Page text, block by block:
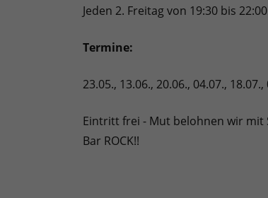
Jeden 2. Freitag von 19:30 bis
Termine:
23.05., 13.06., 20.06., 04.07., 18.07.,
Eintritt frei - Mut belohnen wir mit
Bar ROCK!!